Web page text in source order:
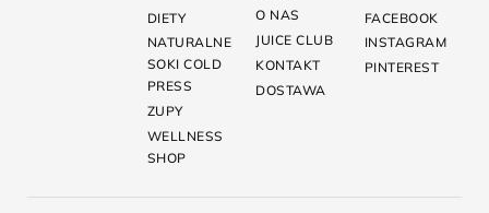
DIETY
NATURALNE
SOKI COLD
PRESS
ZUPY
WELLNESS
SHOP
O NAS
JUICE CLUB
KONTAKT
DOSTAWA
FACEBOOK
INSTAGRAM
PINTEREST